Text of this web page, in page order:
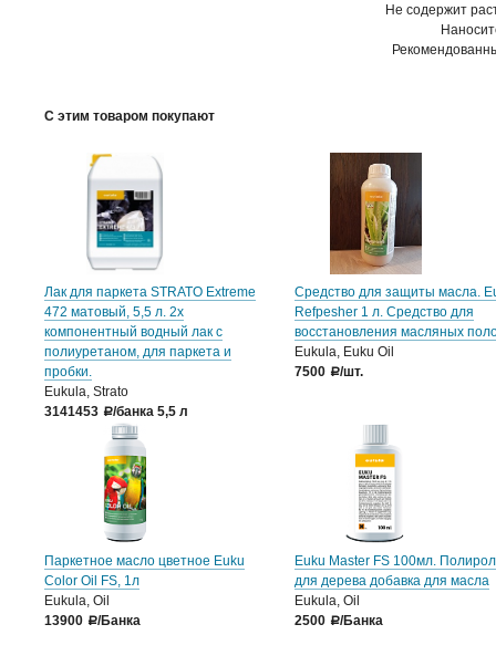
Не содержит
С этим товаром покупают
Лак для паркета STRATO Extreme
472 матовый, 5,5 л. 2х
компонентный водный лак с
полиуретаном, для паркета и
пробки.
Eukula, Strato
3141453
a/банка 5,5 л
Средство для защиты масла.
Refpesher 1 л. Средство для
восстановления масляных
Eukula, Euku Oil
7500
a/шт.
Паркетное масло цветное Euku
Color Oil FS, 1л
Eukula, Oil
13900
a/Банка
Euku Master FS 100мл.
для дерева добавка для масла
Eukula, Oil
2500
a/Банка